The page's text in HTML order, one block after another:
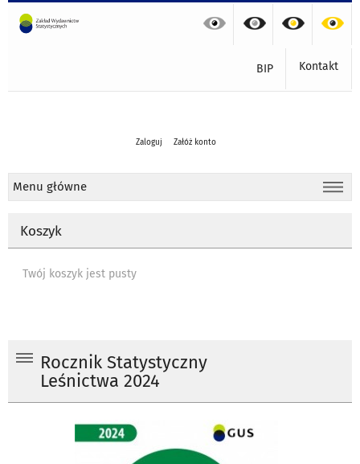
BIP Kontakt
Zaloguj Załóż konto
Menu główne
Koszyk
Twój koszyk jest pusty
Rocznik Statystyczny
Leśnictwa ​2024